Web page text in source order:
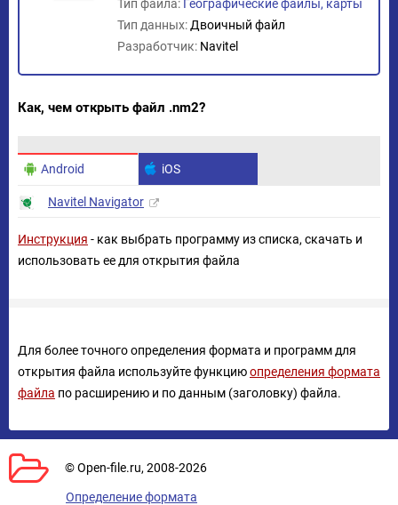
Тип файла: Географические файлы, карты
Тип данных: Двоичный файл
Разработчик: Navitel
Как, чем открыть файл .nm2?
Android iOS
Navitel Navigator
Инструкция - как выбрать программу из списка, скачать и
использовать ее для открытия файла
Для более точного определения формата и программ для
открытия файла используйте функциюопределения формата
файла по расширению и по данным (заголовку) файла.
© Open-file.ru, 2008-2026
Определение формата